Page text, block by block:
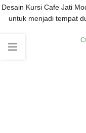
Desain Kursi Cafe Jati
untuk menjadi tempat